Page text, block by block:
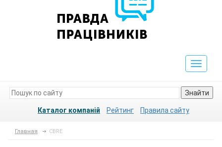
Toggle
Знайти
Каталог компаній Рейтинг Правила сайту
Главная CBRE